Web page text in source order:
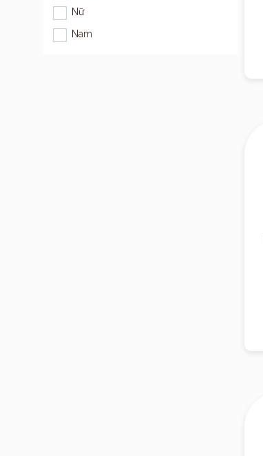
Nữ
Nam